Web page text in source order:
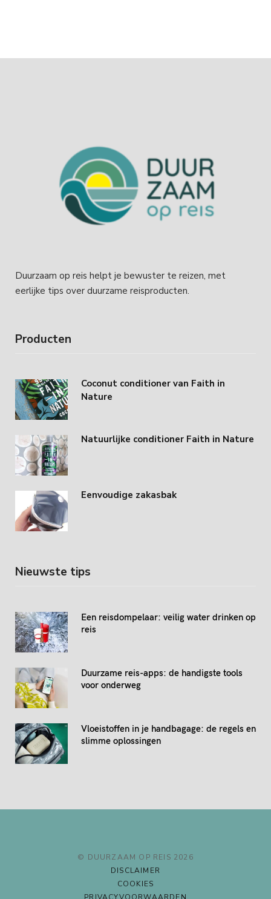
Duurzaam op reis helpt je bewuster te reizen, met
eerlijke tips over duurzame reisproducten.
Producten
Coconut conditioner van Faith in
Nature
Natuurlijke conditioner Faith in Nature
Eenvoudige zakasbak
Nieuwste tips
Een reisdompelaar: veilig water drinken op
reis
Duurzame reis-apps: de handigste tools
voor onderweg
Vloeistoffen in je handbagage: de regels en
slimme oplossingen
© DUURZAAM OP REIS 2026
DISCLAIMER
COOKIES